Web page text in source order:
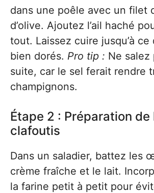
dans une poêle avec un filet
d’olive. Ajoutez l’ail haché
tout. Laissez cuire jusqu’à ce
bien dorés. Pro tip : Ne salez
suite, car le sel ferait rendre
champignons.
Étape 2 : Préparation de
clafoutis
Dans un saladier, battez les
crème fraîche et le lait.
la farine petit à petit pour